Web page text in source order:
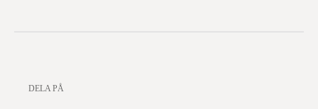
DELA PÅ